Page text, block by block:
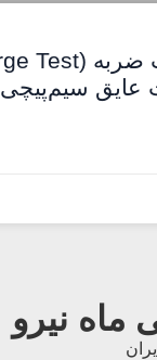
سیم‌پیچی
نیرو